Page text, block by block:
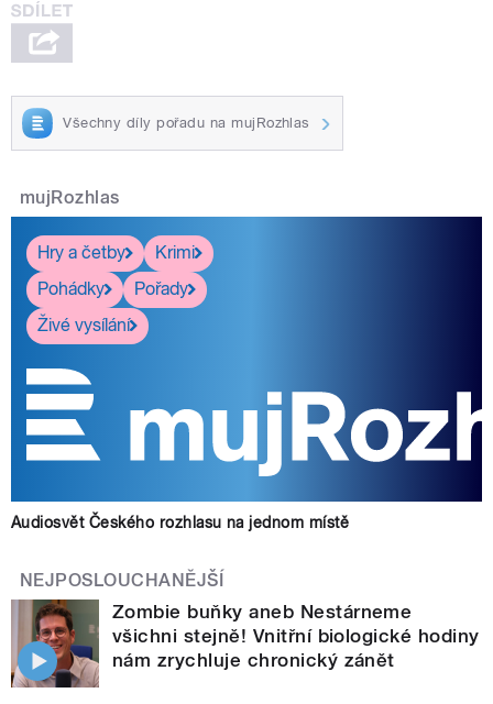
Všechny díly pořadu na mujRozhlas
mujRozhlas
Hry a četby
Krimi
Pohádky
Pořady
Živé vysílání
Audiosvět Českého rozhlasu na jednom místě
NEJPOSLOUCHANĚJŠÍ
Zombie buňky aneb Nestárneme
všichni stejně! Vnitřní biologické hodiny
nám zrychluje chronický zánět